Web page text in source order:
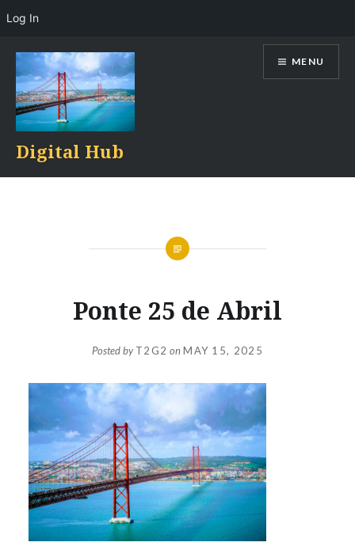
content
Digital Hub
MENU
Ponte 25 de Abril
Posted byT2G2 onMAY 15, 2025
Log In